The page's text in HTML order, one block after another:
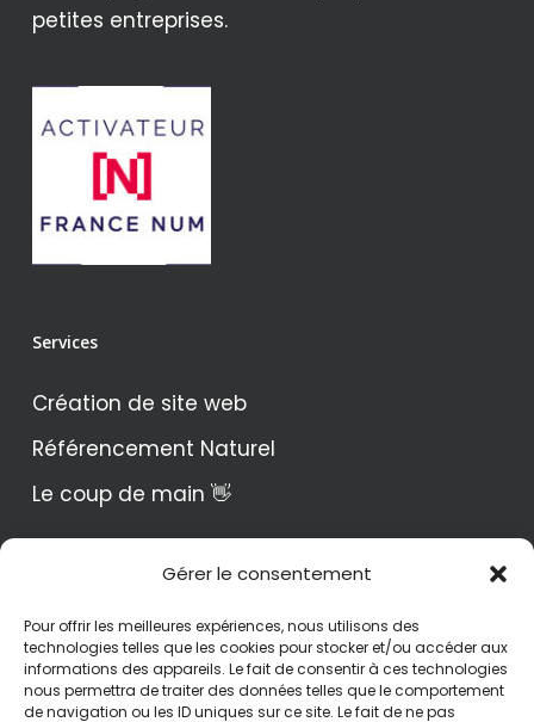
Gérer le consentement
Pour offrir les meilleures expériences, nous utilisons des
technologies telles que les cookies pour stocker et/ou accéder aux
informations des appareils. Le fait de consentir à ces technologies
nous permettra de traiter des données telles que le comportement
de navigation ou les ID uniques sur ce site. Le fait de ne pas
petites entreprises.
Services
Création de site web
Référencement Naturel
Le coup de main 👋
Contact
Mentions Légales